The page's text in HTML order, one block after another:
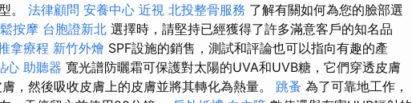
。 法律顧問 安養中心 近視 北投整骨服務 了解有關如何為您的臉部選
按摩 台胞證新北 選擇時，請堅持已經獲得了許多滿意客戶的知名品
拿療程 新竹外燴 SPF設施的銷售，測試和評論也可以指向有趣的產
心 助聽器 寬光譜防曬霜可保護對太陽的UVA和UVB糖，它們穿透皮膚
，然後吸收皮膚上的皮膚並將其轉化為熱量。 跳蚤 為了可靠地工作，